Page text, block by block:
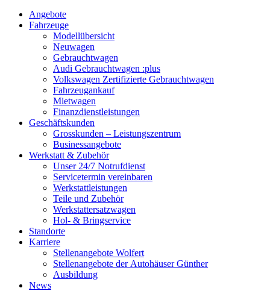
Angebote
Fahrzeuge
Modellübersicht
Neuwagen
Gebrauchtwagen
Audi Gebrauchtwagen :plus
Volkswagen Zertifizierte Gebrauchtwagen
Fahrzeugankauf
Mietwagen
Finanzdienstleistungen
Geschäftskunden
Grosskunden – Leistungszentrum
Businessangebote
Werkstatt & Zubehör
Unser 24/7 Notrufdienst
Servicetermin vereinbaren
Werkstattleistungen
Teile und Zubehör
Werkstattersatzwagen
Hol- & Bringservice
Standorte
Karriere
Stellenangebote Wolfert
Stellenangebote der Autohäuser Günther
Ausbildung
News